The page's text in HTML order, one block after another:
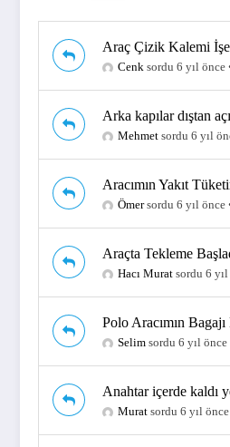
Araç Çizik Kalemi İşe
Cenk sordu 6 yıl önce
Arka kapılar dıştan
Mehmet sordu 6 yıl
Aracımın Yakıt
Ömersordu 6 yıl önce
Araçta Tekleme
Hacı Murat sordu 6
Polo Aracımın
Selim sordu 6 yıl önce
Anahtar içerde kaldı
Murat sordu 6 yıl önce